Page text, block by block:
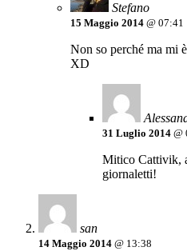
Stefano
15 Maggio 2014 @ 07:41
Non so perché ma mi
XD
31 Luglio 2014 @
Mitico Cattivik,
giornaletti!
san
14 Maggio 2014 @ 13:38